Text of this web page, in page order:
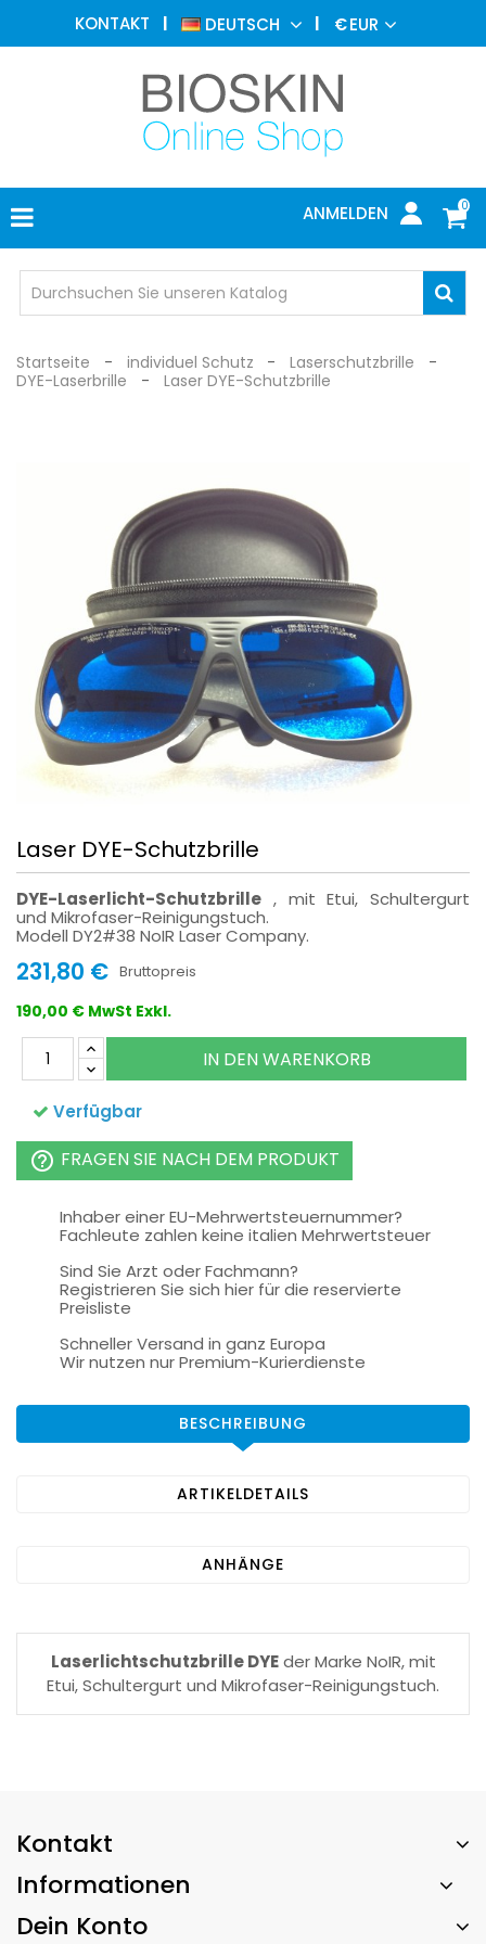
KONTAKT DEUTSCH €EUR
0
ANMELDEN
ÄSTHETISCHE
MEDIZIN
DERMATOLOGIE
PHOTOTHERAPIE
MEDIZINISCH
INDIVIDUEL
SCHUTZ
Startseite individuel Schutz
Laserschutzbrille
DYE-Laserbrille
Laser DYE-Schutzbrille
Laser DYE-Schutzbrille
DYE-Laserlicht-Schutzbrille , mit Etui, Schultergurt
und Mikrofaser-Reinigungstuch.
Modell DY2#38 NoIR Laser Company.
231,80 € Bruttopreis
190,00 € MwSt Exkl.
IN DEN WARENKORB
Verfügbar
help_outline FRAGEN SIE NACH DEM PRODUKT
Inhaber einer EU-Mehrwertsteuernummer?
Fachleute zahlen keine italien Mehrwertsteuer
Sind Sie Arzt oder Fachmann?
Registrieren Sie sich hier für die reservierte
Preisliste
Schneller Versand in ganz Europa
Wir nutzen nur Premium-Kurierdienste
BESCHREIBUNG
ARTIKELDETAILS
ANHÄNGE
Laserlichtschutzbrille DYEder Marke NoIR, mit
Etui, Schultergurt und Mikrofaser-Reinigungstuch.
Kontakt
Informationen
Dein Konto